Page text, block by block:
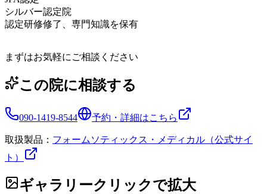
シルバー認定院
認定研修修了、専門知識を保有
まずはお気軽にご相談ください
この院に相談する
090-1419-8544 予約・詳細はこちら
取扱製品： フォームソティックス・メディカル（公式サイ
ト）
ギャラリークリックで拡大